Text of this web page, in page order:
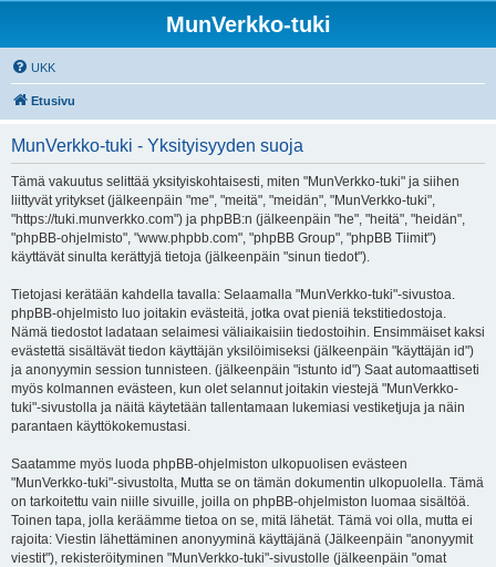
MunVerkko-tuki
UKK
Etusivu
MunVerkko-tuki - Yksityisyyden suoja
Tämä vakuutus selittää yksityiskohtaisesti, miten "MunVerkko-tuki" ja siihen
liittyvät yritykset (jälkeenpäin "me", "meitä", "meidän", "MunVerkko-tuki",
"https://tuki.munverkko.com") ja phpBB:n (jälkeenpäin "he", "heitä", "heidän",
"phpBB-ohjelmisto", "www.phpbb.com", "phpBB Group", "phpBB Tiimit")
käyttävät sinulta kerättyjä tietoja (jälkeenpäin "sinun tiedot").
Tietojasi kerätään kahdella tavalla: Selaamalla "MunVerkko-tuki"-sivustoa.
phpBB-ohjelmisto luo joitakin evästeitä, jotka ovat pieniä tekstitiedostoja.
Nämä tiedostot ladataan selaimesi väliaikaisiin tiedostoihin. Ensimmäiset kaksi
evästettä sisältävät tiedon käyttäjän yksilöimiseksi (jälkeenpäin "käyttäjän id")
ja anonyymin session tunnisteen. (jälkeenpäin "istunto id") Saat automaattiseti
myös kolmannen evästeen, kun olet selannut joitakin viestejä "MunVerkko-
tuki"-sivustolla ja näitä käytetään tallentamaan lukemiasi vestiketjuja ja näin
parantaen käyttökokemustasi.
Saatamme myös luoda phpBB-ohjelmiston ulkopuolisen evästeen
"MunVerkko-tuki"-sivustolta, Mutta se on tämän dokumentin ulkopuolella. Tämä
on tarkoitettu vain niille sivuille, joilla on phpBB-ohjelmiston luomaa sisältöä.
Toinen tapa, jolla keräämme tietoa on se, mitä lähetät. Tämä voi olla, mutta ei
rajoita: Viestin lähettäminen anonyyminä käyttäjänä (Jälkeenpäin "anonyymit
viestit"), rekisteröityminen "MunVerkko-tuki"-sivustolle (jälkeenpäin "omat